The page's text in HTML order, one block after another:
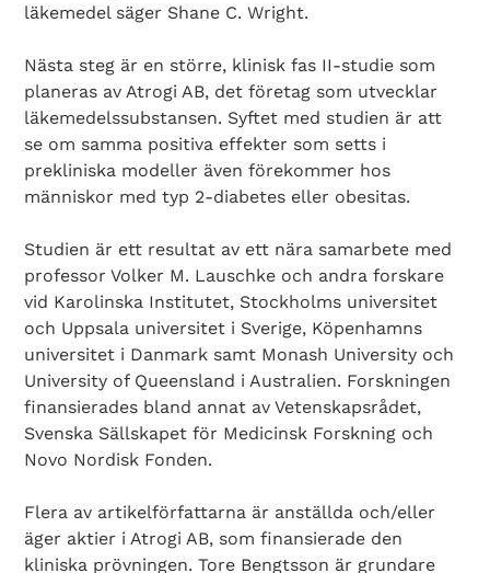
läkemedel säger Shane C. Wright.
Nästa steg är en större, klinisk fas II-studie som
planeras av Atrogi AB, det företag som utvecklar
läkemedelssubstansen. Syftet med studien är att
se om samma positiva effekter som setts i
prekliniska modeller även förekommer hos
människor med typ 2-diabetes eller obesitas.
Studien är ett resultat av ett nära samarbete med
professor Volker M. Lauschke och andra forskare
vid Karolinska Institutet, Stockholms universitet
och Uppsala universitet i Sverige, Köpenhamns
universitet i Danmark samt Monash University och
University of Queensland i Australien. Forskningen
finansierades bland annat av Vetenskapsrådet,
Svenska Sällskapet för Medicinsk Forskning och
Novo Nordisk Fonden.
Flera av artikelförfattarna är anställda och/eller
äger aktier i Atrogi AB, som finansierade den
kliniska prövningen. Tore Bengtsson är grundare